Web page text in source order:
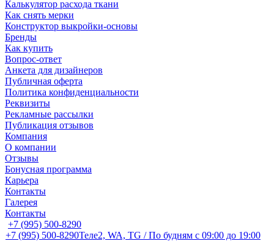
Калькулятор расхода ткани
Как снять мерки
Конструктор выкройки-основы
Бренды
Как купить
Вопрос-ответ
Анкета для дизайнеров
Публичная оферта
Политика конфиденциальности
Реквизиты
Рекламные рассылки
Публикация отзывов
Компания
О компании
Отзывы
Бонусная программа
Карьера
Контакты
Галерея
Контакты
+7 (995) 500-8290
+7 (995) 500-8290Теле2, WA, TG / По будням c 09:00 до 19:00